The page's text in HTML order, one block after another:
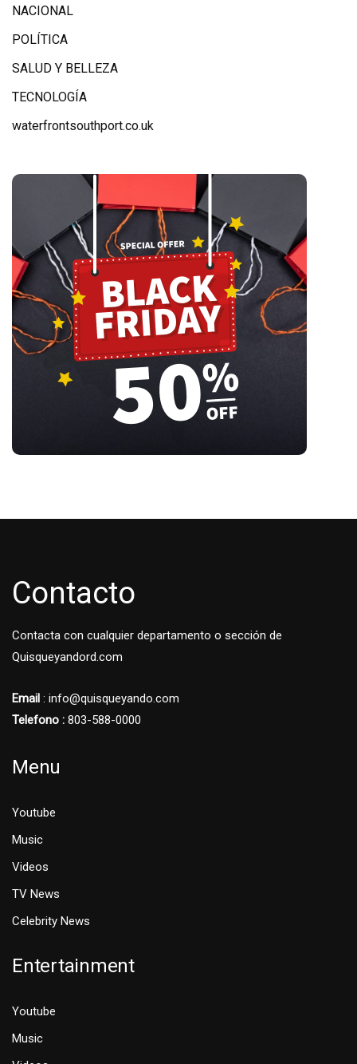
NACIONAL
POLÍTICA
SALUD Y BELLEZA
TECNOLOGÍA
waterfrontsouthport.co.uk
Contacto
Contacta con cualquier departamento o sección de
Quisqueyandord.com
Email : info@quisqueyando.com
Telefono : 803-588-0000
Menu
Youtube
Music
Videos
TV News
Celebrity News
Entertainment
Youtube
Music